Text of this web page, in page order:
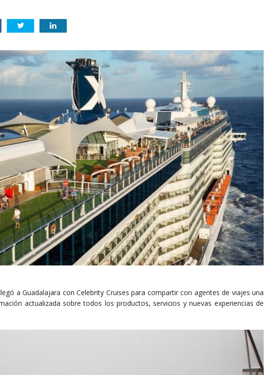
a Guadalajara con Celebrity Cruises para compartir con agentes de viajes una
actualizada sobre todos los productos, servicios y nuevas experiencias de